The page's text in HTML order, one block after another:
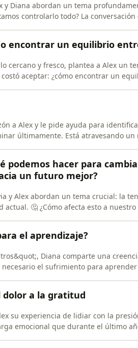
y Diana abordan un tema
controlarlo todo? La conversación
encontrar un equilibrio
cercano y fresco, plantea a Alex un
aceptar: ¿cómo encontrar un
a Alex y le pide ayuda para
últimamente. Está atravesando un
podemos hacer para
un futuro mejor?
y Alex abordan un tema crucial: la
🤔 ¿Cómo afecta esto a
el aprendizaje?
Diana comparte una
el sufrimiento para aprender
dolor a la gratitud
su experiencia de lidiar con la
emocional que durante el último